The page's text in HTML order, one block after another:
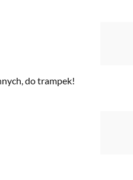
do trampek!